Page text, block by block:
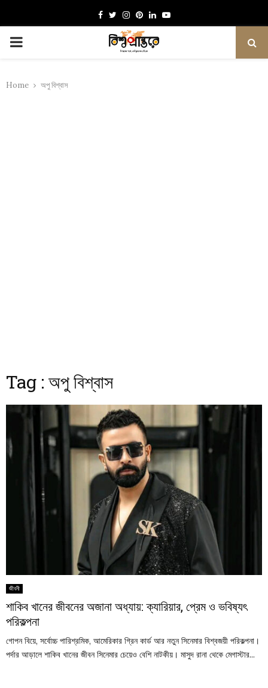
Facebook
TwitterInstagram
Pinterest
LinkedinYoutube
PRIMARY
Home অপু বিশ্বাস
Tag : অপু বিশ্বাস
জীবনী
শাকিব খানের জীবনের অজানা অধ্যায়: ক্যারিয়ার, প্রেম ও ভবিষ্যৎ
পরিকল্পনা
গোপন বিয়ে, সর্বোচ্চ পারিশ্রমিক, আমেরিকার গ্রিন কার্ড আর নতুন সিনেমার বিশ্বজয়ী পরিকল্পনা।
পর্দার আড়ালে শাকিব খানের জীবন সিনেমার চেয়েও বেশি নাটকীয়। মাসুদ রানা থেকে মেগাস্টার...